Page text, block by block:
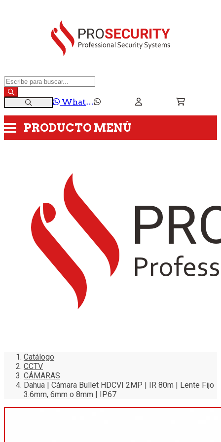
WhatsApp
PRODUCTO MENÚ
Catálogo
CCTV
CÁMARAS
Dahua | Cámara Bullet HDCVI 2MP | IR 80m | Lente Fijo
3.6mm, 6mm o 8mm | IP67